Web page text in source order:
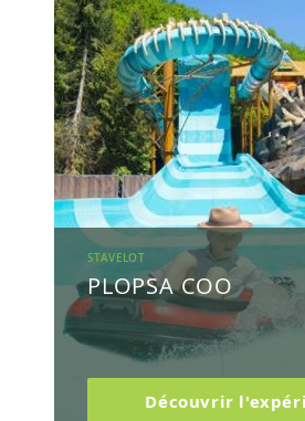
STAVELOT
PLOPSA COO
Découvrir